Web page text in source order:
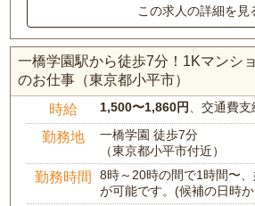
この求人の詳細を見
一橋学園駅から徒歩7分！1Kマンシ
のお仕事（東京都小平市）
時給 1,500〜1,860円 、交通費
勤務地
一橋学園 徒歩7分
（東京都小平市付近）
勤務時間
8時～20時の間で1時間〜
が可能です。(候補の日時